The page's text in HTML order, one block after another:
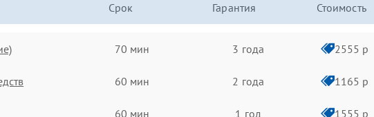
Срок Гарантия Стоимость
70 мин 3 года 2555 р
60 мин 2 года 1165 р
60 мин 1 год 1555 р